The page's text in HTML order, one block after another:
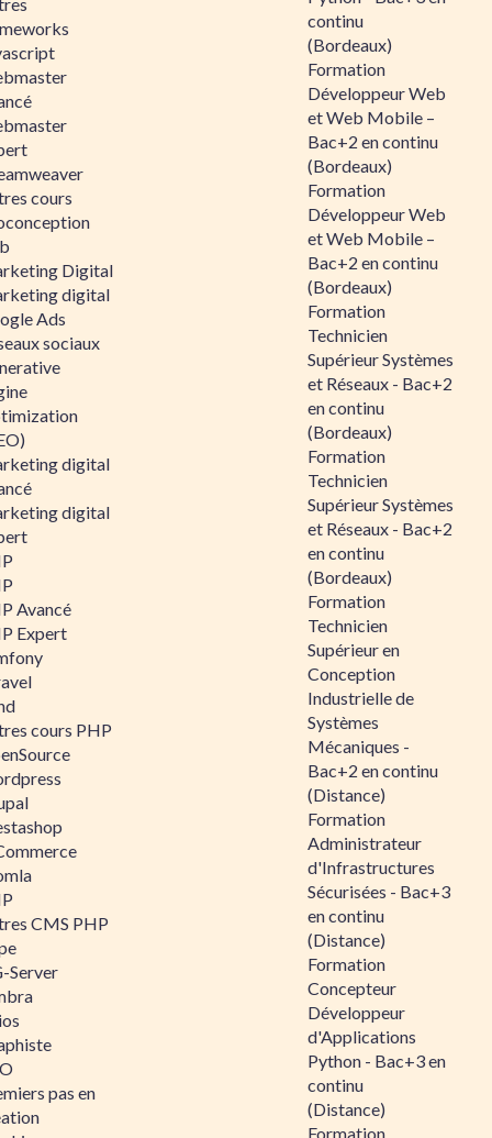
cours
Digital
digital
Ads
sociaux
digital
digital
Avancé
Expert
cours PHP
CMS PHP
Server
pas en
continu
(Bordeaux)
Formation
Développeur Web
et Web Mobile –
Bac+2 en continu
(Bordeaux)
Formation
Développeur Web
et Web Mobile –
Bac+2 en continu
(Bordeaux)
Formation
Technicien
Supérieur Systèmes
et Réseaux - Bac+2
en continu
(Bordeaux)
Formation
Technicien
Supérieur Systèmes
et Réseaux - Bac+2
en continu
(Bordeaux)
Formation
Technicien
Supérieur en
Conception
Industrielle de
Systèmes
Mécaniques -
Bac+2 en continu
(Distance)
Formation
Administrateur
d'Infrastructures
Sécurisées - Bac+3
en continu
(Distance)
Formation
Concepteur
Développeur
d'Applications
Python - Bac+3 en
continu
(Distance)
Formation